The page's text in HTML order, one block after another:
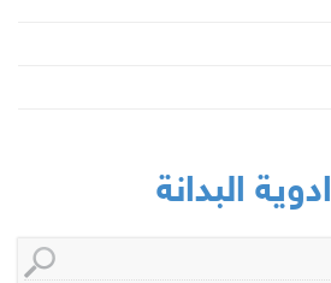
ادوية البدانة